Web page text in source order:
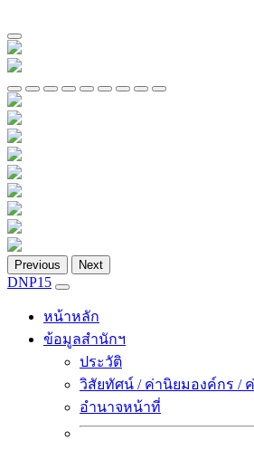
Previous Next
DNP15
หน้าหลัก
ข้อมูลสำนักฯ
ประวัติ
วิสัยทัศน์ / ค่านิยมองค์กร /
อำนาจหน้าที่